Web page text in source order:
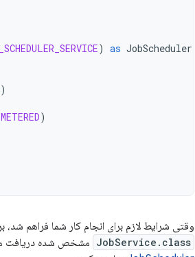
) as JobScheduler
)
)
وقتی شرایط لازم برای انجام کار شما فراهم شد،
JobService.class مشخص شده دریافت